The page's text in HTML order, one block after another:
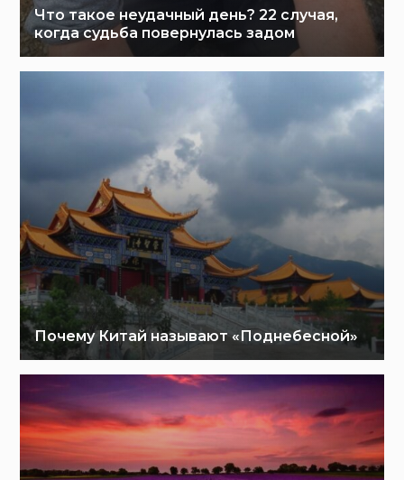
Что такое неудачный день? 22 случая,
когда судьба повернулась задом
Почему Китай называют «Поднебесной»